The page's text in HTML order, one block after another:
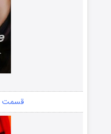
قسمت